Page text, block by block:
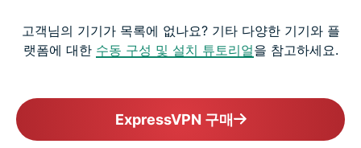
고객님의 기기가 목록에 없나요? 기타 다양한 기기와 플
랫폼에 대한 수동 구성 및 설치 튜토리얼을 참고하세요.
ExpressVPN 구매